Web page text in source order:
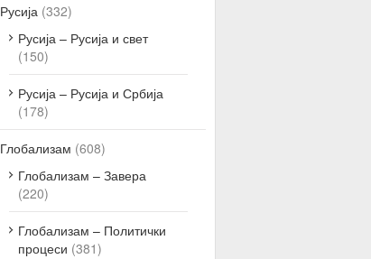
Русија (332)
Русија – Русија и свет
(150)
Русија – Русија и Србија
(178)
Глобализам (608)
Глобализам – Завера
(220)
Глобализам – Политички
процеси (381)